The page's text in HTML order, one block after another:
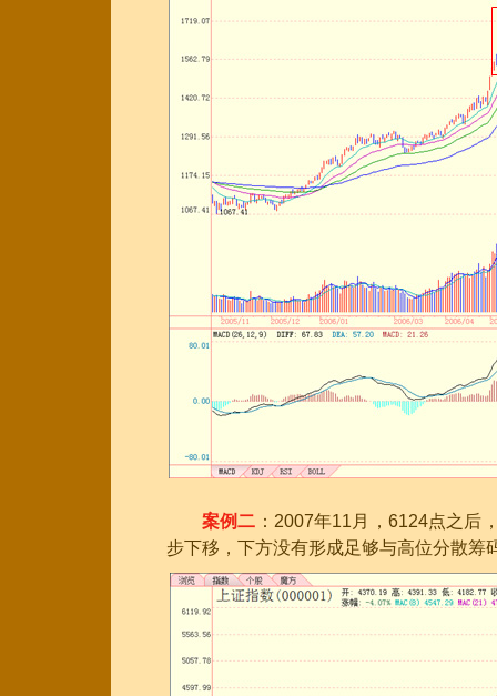
案例二 ：2007年11月，6124点之后
步下移，下方没有形成足够与高位分散